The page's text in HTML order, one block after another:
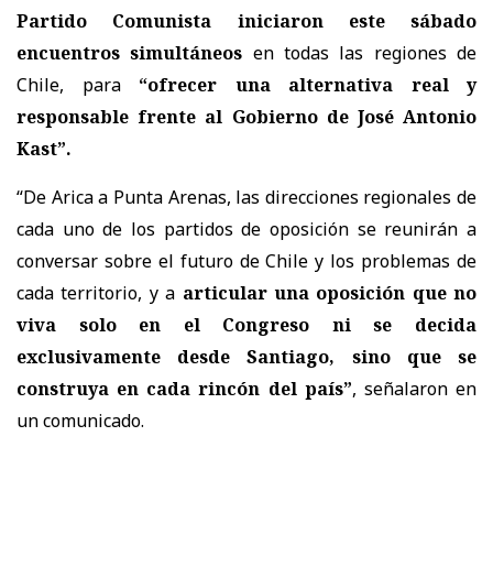
Partido Comunista iniciaron este sábado
encuentros simultáneos en todas las regiones de
Chile, para “ofrecer una alternativa real y
responsable frente al Gobierno de José Antonio
Kast”.
“De Arica a Punta Arenas, las direcciones regionales de
cada uno de los partidos de oposición se reunirán a
conversar sobre el futuro de Chile y los problemas de
cada territorio, y a articular una oposición que no
viva solo en el Congreso ni se decida
exclusivamente desde Santiago, sino que se
construya en cada rincón del país”, señalaron en
un comunicado.